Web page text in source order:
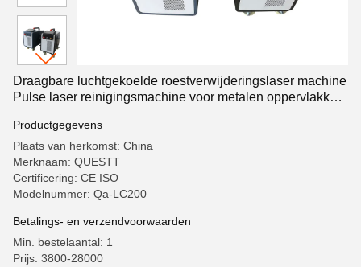
Draagbare luchtgekoelde roestverwijderingslaser machine
Pulse laser reinigingsmachine voor metalen oppervlakken
Productgegevens
Plaats van herkomst: China
Merknaam: QUESTT
Certificering: CE ISO
Modelnummer: Qa-LC200
Betalings- en verzendvoorwaarden
Min. bestelaantal: 1
Prijs: 3800-28000